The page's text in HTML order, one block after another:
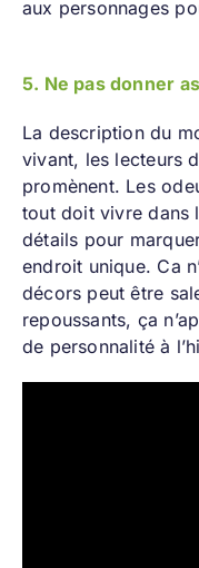
aux personnages
5. Ne pas donner
La description du
vivant, les lecteurs
promènent. Les
tout doit vivre dans
détails pour
endroit unique. Ca
décors peut être
repoussants, ça
de personnalité à